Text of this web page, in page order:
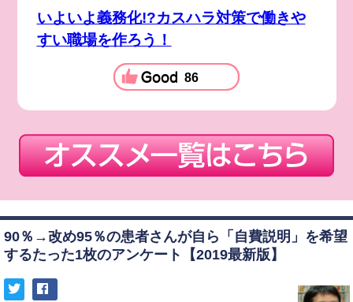
いよいよ義務化!?カスハラ対策で働きや
すい職場を作ろう！
86
90％→改め95％の患者さんが自ら「自費説明」を希望
するたった1枚のアンケート【2019最新版】